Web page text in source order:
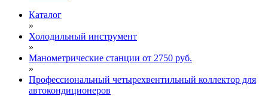
Каталог
»
Холодильный инструмент
»
Манометрические станции от 2750 руб.
»
Профессиональный четырехвентильный коллектор для
автокондиционеров